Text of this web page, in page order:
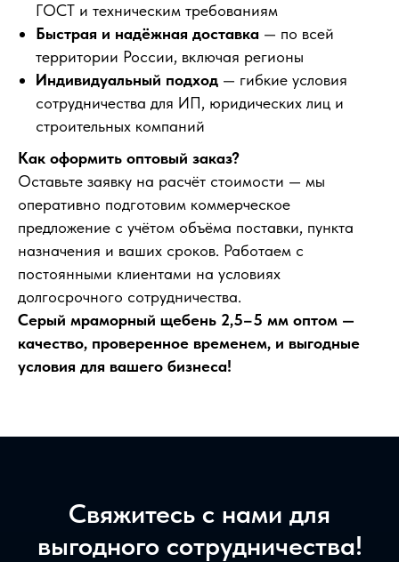
ГОСТ и техническим требованиям
Быстрая и надёжная доставка — по всей
территории России, включая регионы
Индивидуальный подход — гибкие условия
сотрудничества для ИП, юридических лиц и
строительных компаний
Как оформить оптовый заказ?
Оставьте заявку на расчёт стоимости — мы
оперативно подготовим коммерческое
предложение с учётом объёма поставки, пункта
назначения и ваших сроков. Работаем с
постоянными клиентами на условиях
долгосрочного сотрудничества.
Серый мраморный щебень 2,5–5 мм оптом —
качество, проверенное временем, и выгодные
условия для вашего бизнеса!
Свяжитесь с нами для
выгодного сотрудничества!